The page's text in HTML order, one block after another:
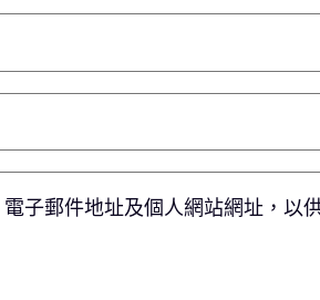
子郵件地址及個人網站網址，以